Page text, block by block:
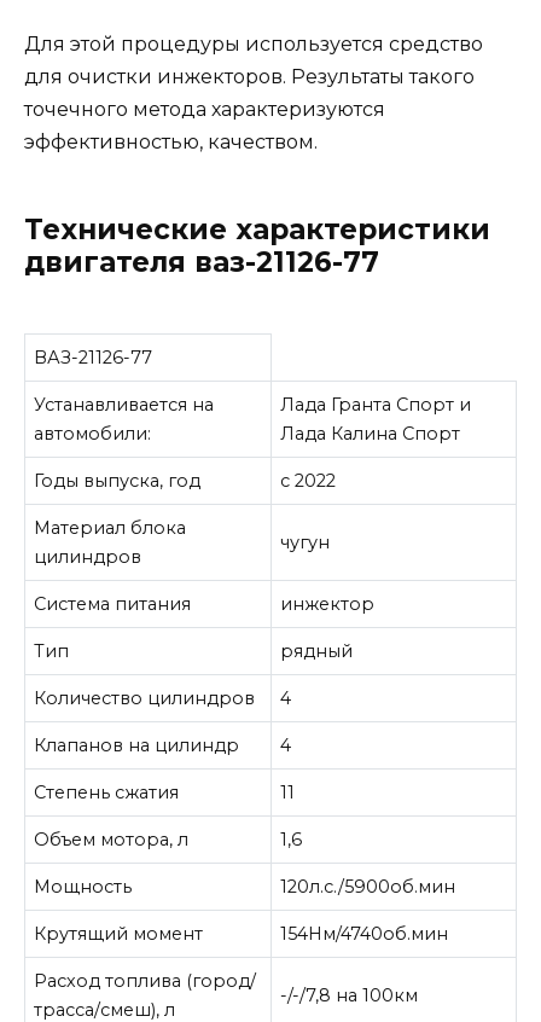
Для этой процедуры используется средство
для очистки инжекторов. Результаты такого
точечного метода характеризуются
эффективностью, качеством.
Технические характеристики
двигателя ваз-21126-77
ВАЗ-21126-77
Устанавливается на
автомобили:
Лада Гранта Спорт и
Лада Калина Спорт
Годы выпуска, год с 2022
Материал блока
цилиндров
чугун
Система питания инжектор
Тип рядный
Количество цилиндров 4
Клапанов на цилиндр 4
Степень сжатия 11
Объем мотора, л 1,6
Мощность 120л.с./5900об.мин
Крутящий момент 154Нм/4740об.мин
Расход топлива (город/
трасса/смеш), л
-/-/7,8 на 100км